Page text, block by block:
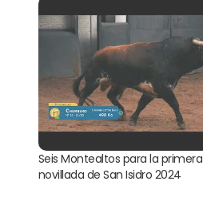
Seis Montealtos para la primera
novillada de San Isidro 2024